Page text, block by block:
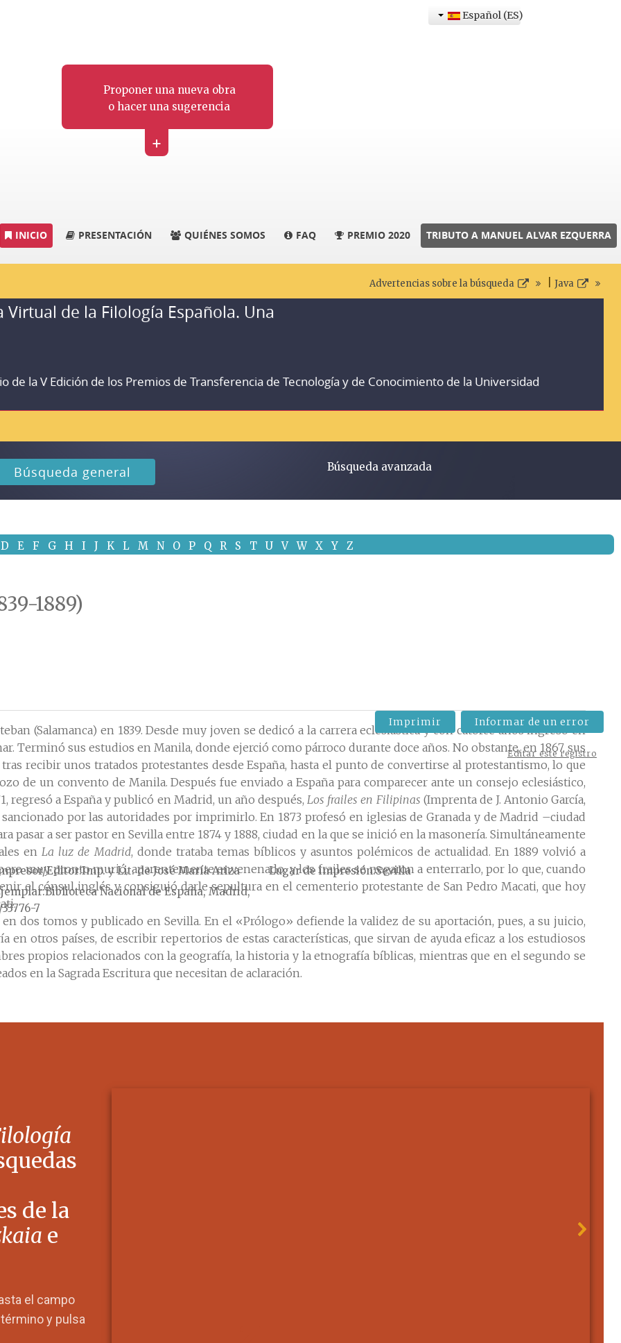
Proponer una nueva obra
o hacer una sugerencia
+
Español (ES)
INICIO PRESENTACIÓN QUIÉNES SOMOS FAQ PREMIO 2020 TRIBUTO A MANUEL ALVAR EZQUERRA
Advertencias sobre la búsqueda Java
Virtual de la Filología Española. Una
de la V Edición de los Premios de Transferencia de Tecnología y de Conocimiento de la Universidad
Búsqueda general Búsqueda avanzada
D E F G H I J K L M N O P Q R S T U V W X Y Z
1889)
(Salamanca) en 1839. Desde muy joven se dedicó a la carrera eclesiástica y con catorce años ingresó en
Terminó sus estudios en Manila, donde ejerció como párroco durante doce años. No obstante, en 1867, sus
recibir unos tratados protestantes desde España, hasta el punto de convertirse al protestantismo, lo que
de un convento de Manila. Después fue enviado a España para comparecer ante un consejo eclesiástico,
regresó a España y publicó en Madrid, un año después, Los frailes en Filipinas (Imprenta de J. Antonio García,
por las autoridades por imprimirlo. En 1873 profesó en iglesias de Granada y de Madrid –ciudad
a ser pastor en Sevilla entre 1874 y 1888, ciudad en la que se inició en la masonería. Simultáneamente
en La luz de Madrid, donde trataba temas bíblicos y asuntos polémicos de actualidad. En 1889 volvió a
muy pronto murió, aparentemente envenenado, y los frailes se negaron a enterrarlo, por lo que, cuando
el cónsul inglés y consiguió darle sepultura en el cementerio protestante de San Pedro Macati, que hoy
dos tomos y publicado en Sevilla. En el «Prólogo» defiende la validez de su aportación, pues, a su juicio,
en otros países, de escribir repertorios de estas características, que sirvan de ayuda eficaz a los estudiosos
propios relacionados con la geografía, la historia y la etnografía bíblicas, mientras que en el segundo se
en la Sagrada Escritura que necesitan de aclaración.
Imprimir Informar de un error
Editar este registro
Editor Imp. y Lit. de José María Ariza Lugar de impresión Sevilla
Biblioteca Nacional de España, Madrid,
7
de la
e
el campo
y pulsa